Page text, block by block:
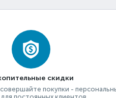
скидки
покупки -